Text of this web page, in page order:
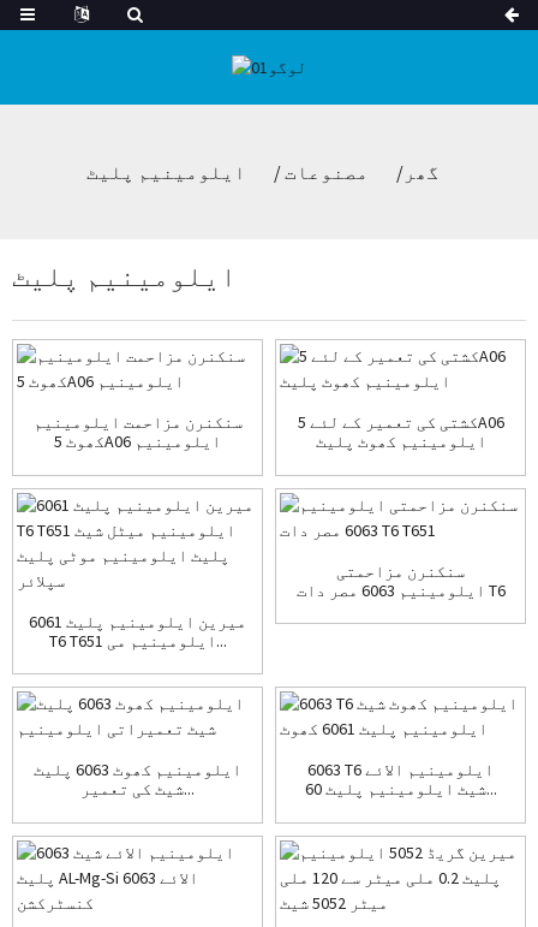
گھر مصنوعات ایلومینیم پلیٹ
ایلومینیم پلیٹ
سنکنرن مزاحمت ایلومینیم
کھوٹ 5A06 ایلومینیم
کشتی کی تعمیر کے لئے 5A06
ایلومینیم کھوٹ پلیٹ
6061 میرین ایلومینیم پلیٹ
T6 T651 ایلومینیم می...
سنکنرن مزاحمتی
ایلومینیم 6063 مصر دات T6
ایلومینیم کھوٹ 6063 پلیٹ
شیٹ کی تعمیر...
6063 T6 ایلومینیم الائے
شیٹ ایلومینیم پلیٹ 60...